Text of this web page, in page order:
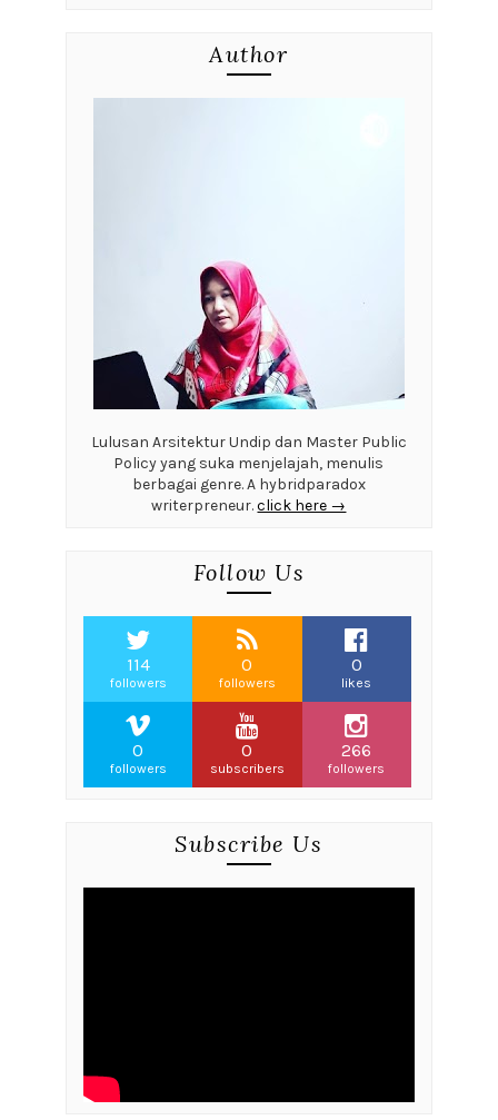
Author
Lulusan Arsitektur Undip dan Master Public
Policy yang suka menjelajah, menulis
berbagai genre. A hybridparadox
writerpreneur.click here →
Follow Us
114
followers
0
followers
0
likes
0
followers
0
subscribers
266
followers
Subscribe Us